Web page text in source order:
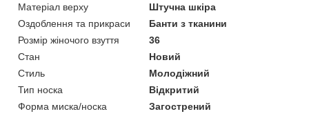
Матеріал верху
Штучна шкіра
Оздоблення та прикраси
Банти з тканини
Розмір жіночого взуття
36
Стан
Новий
Стиль
Молодіжний
Тип носка
Відкритий
Форма миска/носка
Загострений